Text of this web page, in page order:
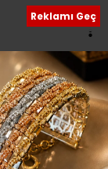
Reklamı Geç